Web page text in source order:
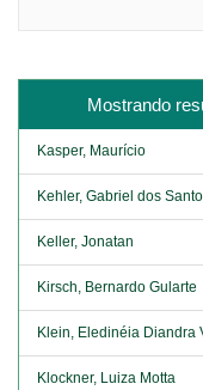
Mostrando
Kasper, Maurício
Kehler, Gabriel dos
Keller, Jonatan
Kirsch, Bernardo Gularte
Klein, Eledinéia Diandra
Klockner, Luiza Motta